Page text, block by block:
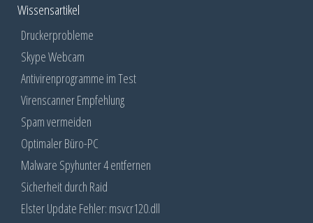
Wissensartikel
Druckerprobleme
Skype Webcam
Antivirenprogramme im Test
Virenscanner Empfehlung
Spam vermeiden
Optimaler Büro-PC
Malware Spyhunter 4 entfernen
Sicherheit durch Raid
Elster Update Fehler: msvcr120.dll